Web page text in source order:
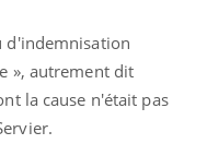
d'indemnisation
», autrement dit
la cause n'était pas